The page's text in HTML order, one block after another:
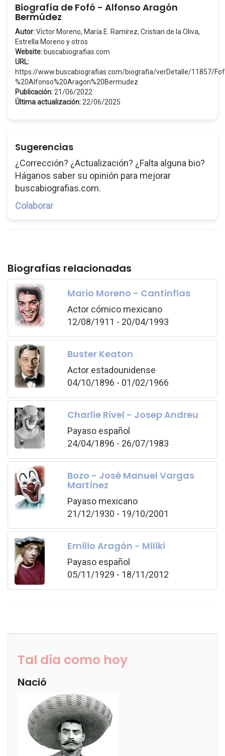
Biografía de Fofó - Alfonso Aragón
Bermúdez
Autor:Víctor Moreno, María E. Ramírez, Cristian de la Oliva,
Estrella Moreno y otros
Website: buscabiografias.com
URL:
https://www.buscabiografias.com/biografia/verDetalle/11857/
%20Alfonso%20Aragon%20Bermudez
Publicación: 21/06/2022
Última actualización: 22/06/2025
Sugerencias
¿Corrección? ¿Actualización? ¿Falta alguna bio?
Háganos saber su opinión para mejorar
buscabiografias.com.
Colaborar
Biografías relacionadas
Mario Moreno - Cantinflas
Actor cómico mexicano
12/08/1911 - 20/04/1993
Buster Keaton
Actor estadounidense
04/10/1896 - 01/02/1966
Charlie Rivel - Josep Andreu
Payaso español
24/04/1896 - 26/07/1983
Bozo - José Manuel Vargas
Martínez
Payaso mexicano
21/12/1930 - 19/10/2001
Emilio Aragón - Miliki
Payaso español
05/11/1929 - 18/11/2012
Tal día como hoy
Nació